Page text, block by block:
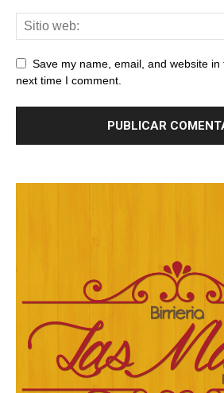
Save my name, email, and website
next time I comment.